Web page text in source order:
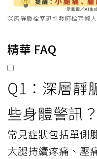
深層靜脈栓塞恐引發肺栓塞懶
精華 FAQ
Q1：深層靜
些身體警訊？
常見症狀包括單側
大腿持續疼痛、壓